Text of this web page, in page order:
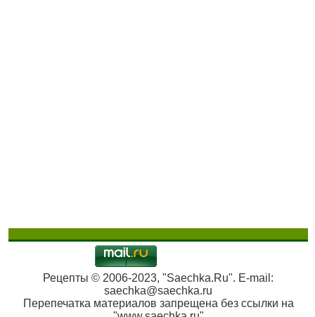
Рецепты © 2006-2023, "Saechka.Ru". E-mail:
saechka@saechka.ru
Перепечатка материалов запрещена без ссылки на